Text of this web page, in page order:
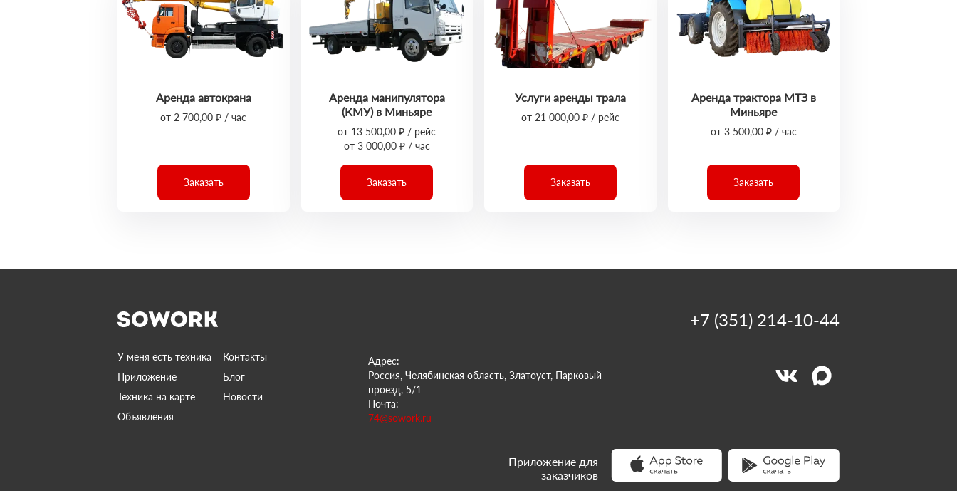
Аренда автокрана
от 2 700,00 ₽ / час
Заказать
Аренда манипулятора
(КМУ) в Миньяре
от 13 500,00 ₽ / рейс
от 3 000,00 ₽ / час
Заказать
Услуги аренды трала
от 21 000,00 ₽ / рейс
Заказать
Аренда трактора МТЗ в
Миньяре
от 3 500,00 ₽ / час
Заказать
У меня есть техника
Контакты
Приложение
Блог
Техника на карте
Новости
Объявления
Адрес:
Россия, Челябинская область, Златоуст, Парковый
проезд, 5/1
Почта:
74@sowork.ru
+7 (351) 214-10-44
Приложение для
заказчиков